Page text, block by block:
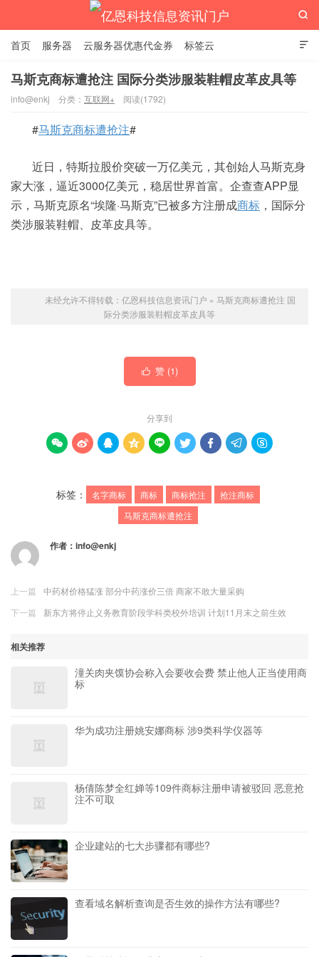

首页 服务器 云服务器优惠代金券 标签云

马斯克商标遭抢注 国际分类涉服装鞋帽皮革皮具等
info@enkj 分类： 互联网+ 阅读(1792)
#马斯克商标遭抢注#
近日，特斯拉股价突破一万亿美元，其创始人马斯克身
家大涨，逼近3000亿美元，稳居世界首富。企查查APP显
示，马斯克原名“埃隆·马斯克”已被多方注册成商标 ，国际分
类涉服装鞋帽、皮革皮具等。
未经允许不得转载： 亿恩科技信息资讯门户 » 马斯克商标遭抢注 国
际分类涉服装鞋帽皮革皮具等
 赞 (1)
分享到
        
标签： 名字商标 商标 商标抢注
抢注商标
马斯克商标遭抢注
作者： info@enkj
上一篇
中药材价格猛涨 部分中药涨价三倍 商家不敢大量采购
下一篇
新东方将停止义务教育阶段学科类校外培训 计划11月末之前生效
相关推荐
潼关肉夹馍协会称入会要收会费 禁止他人正当使用商
标
华为成功注册姚安娜商标 涉9类科学仪器等
杨倩陈梦全红婵等109件商标注册申请被驳回 恶意抢
注不可取
企业建站的七大步骤都有哪些?
查看域名解析查询是否生效的操作方法有哪些?